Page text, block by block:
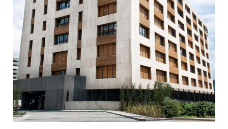
للمساحات
الخارجية
|
نصائح
من
مصنع
قربي